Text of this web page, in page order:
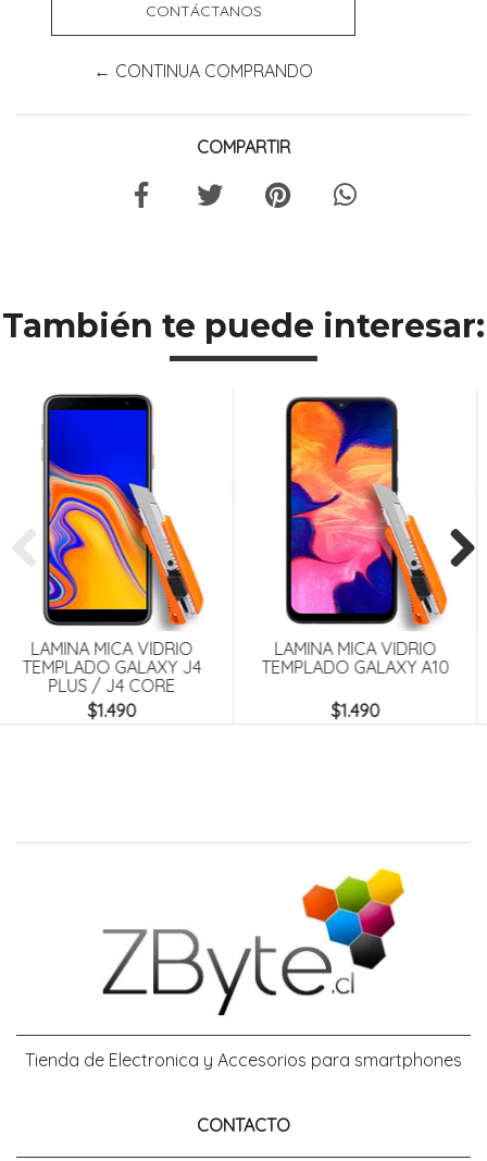
CONTÁCTANOS
← CONTINUA COMPRANDO
COMPARTIR
También te puede interesar:
LAMINA MICA VIDRIO
TEMPLADO GALAXY A10
$1.490
LÁMINA MICA VIDRIO
TEMPLADO GALAXY
$1.490
Previous Next
Tienda de Electronica y Accesorios para smartphones
CONTACTO